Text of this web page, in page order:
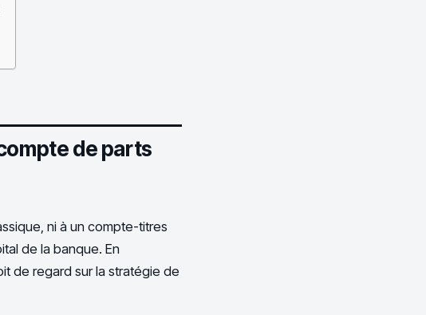
de parts
ni à un compte-titres
de la banque. En
de regard sur la stratégie de